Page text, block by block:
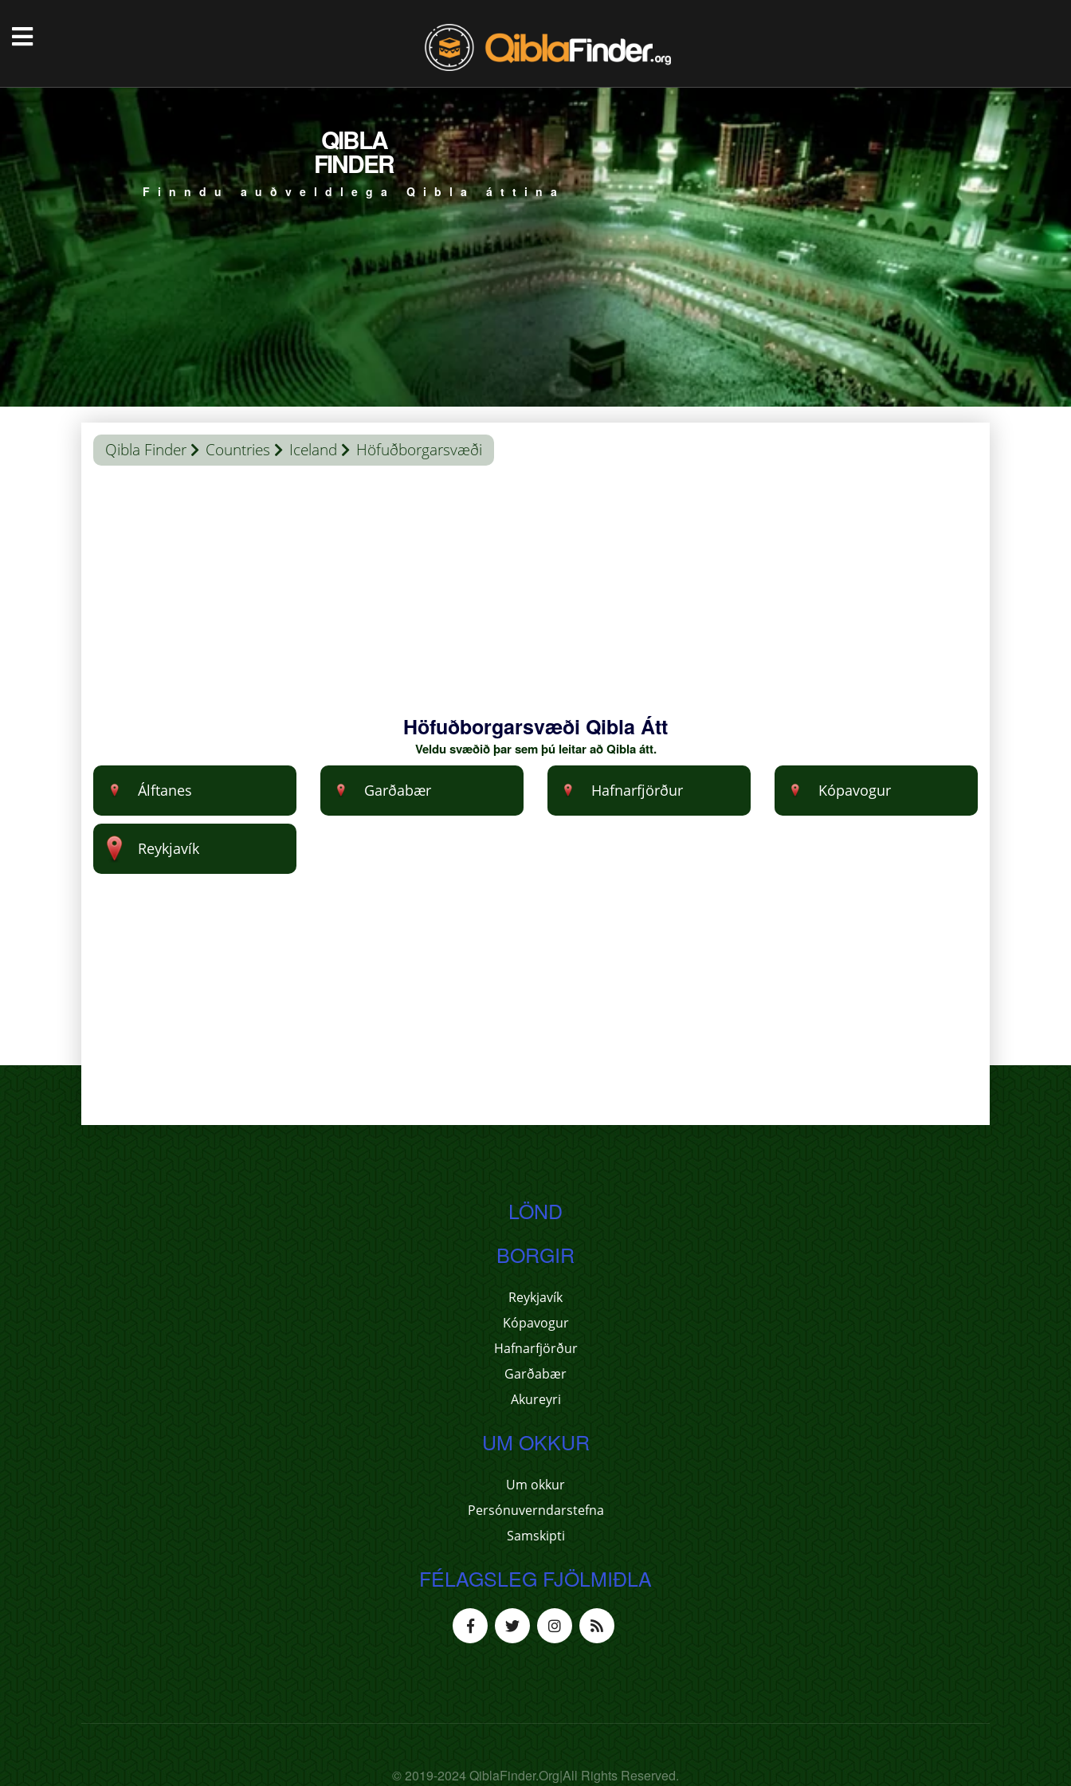
QIBLA
FINDER
Finndu auðveldlega Qibla áttina
Qibla Finder Countries Iceland Höfuðborgarsvæði
Höfuðborgarsvæði Qibla Átt
Veldu svæðið þar sem þú leitar að Qibla átt.
Álftanes Garðabær Hafnarfjörður Kópavogur
Reykjavík
LÖND
BORGIR
Reykjavík
Kópavogur
Hafnarfjörður
Garðabær
Akureyri
UM OKKUR
Um okkur
Persónuverndarstefna
Samskipti
FÉLAGSLEG FJÖLMIÐLA
© 2019-2024 QiblaFinder.Org|All Rights Reserved.